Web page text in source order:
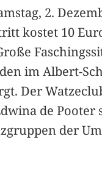
2.
kostet 10
im Albert-
Der
de
der